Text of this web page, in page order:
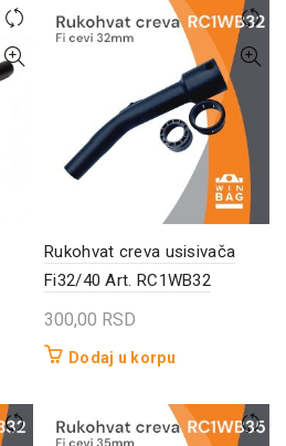
Rukohvat creva usisivača
Fi32/40 Art. RC1WB32
300,00 RSD
Dodaj u korpu